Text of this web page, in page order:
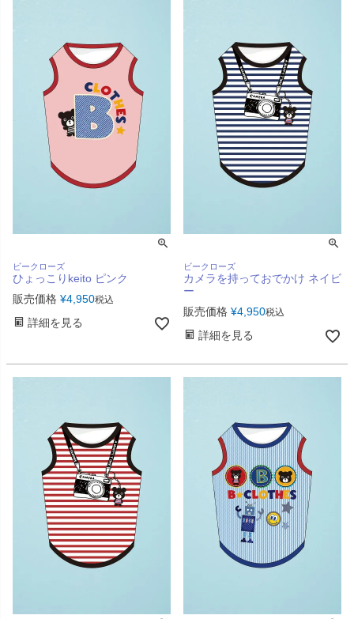
ビークローズ
ひょっこりkeito ピンク
販売価格 ¥4,950税込
詳細を見る
ビークローズ
カメラを持っておでかけ ネイビ
ー
販売価格 ¥4,950税込
詳細を見る